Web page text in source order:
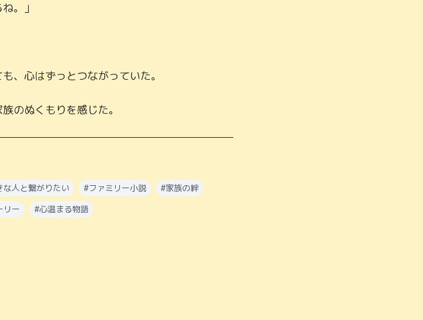
。」
、心はずっとつながっていた。
のぬくもりを感じた。
な人と繋がりたい #ファミリー小説 #家族の絆
リー #心温まる物語